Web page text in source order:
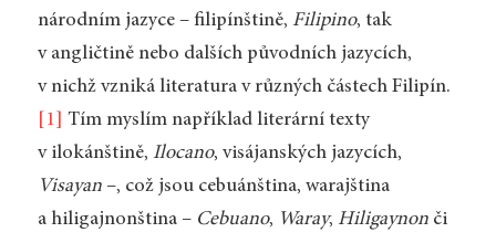
národním jazyce – filipínštině, Filipino, tak
v angličtině nebo dalších původních jazycích,
v nichž vzniká literatura v různých částech Filipín.
[1]
Tím myslím například literární texty
v ilokánštině, Ilocano, visájanských jazycích,
Visayan–, což jsou cebuánština, warajština
a hiligajnonština – Cebuano, Waray, Hiligaynonči